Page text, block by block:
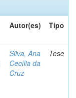
Autor(es) Tipo
Silva, Ana
Cecília da
Cruz
Tese